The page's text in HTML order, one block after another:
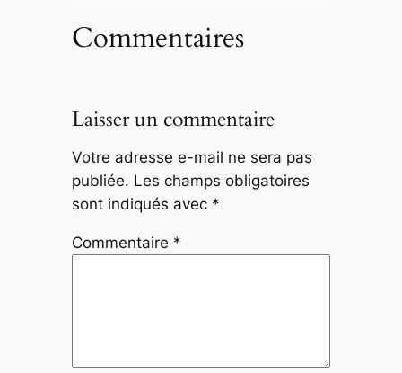
Commentaires
Laisser un commentaire
Votre adresse e-mail ne sera pas
publiée. Les champs obligatoires
sont indiqués avec *
Commentaire *